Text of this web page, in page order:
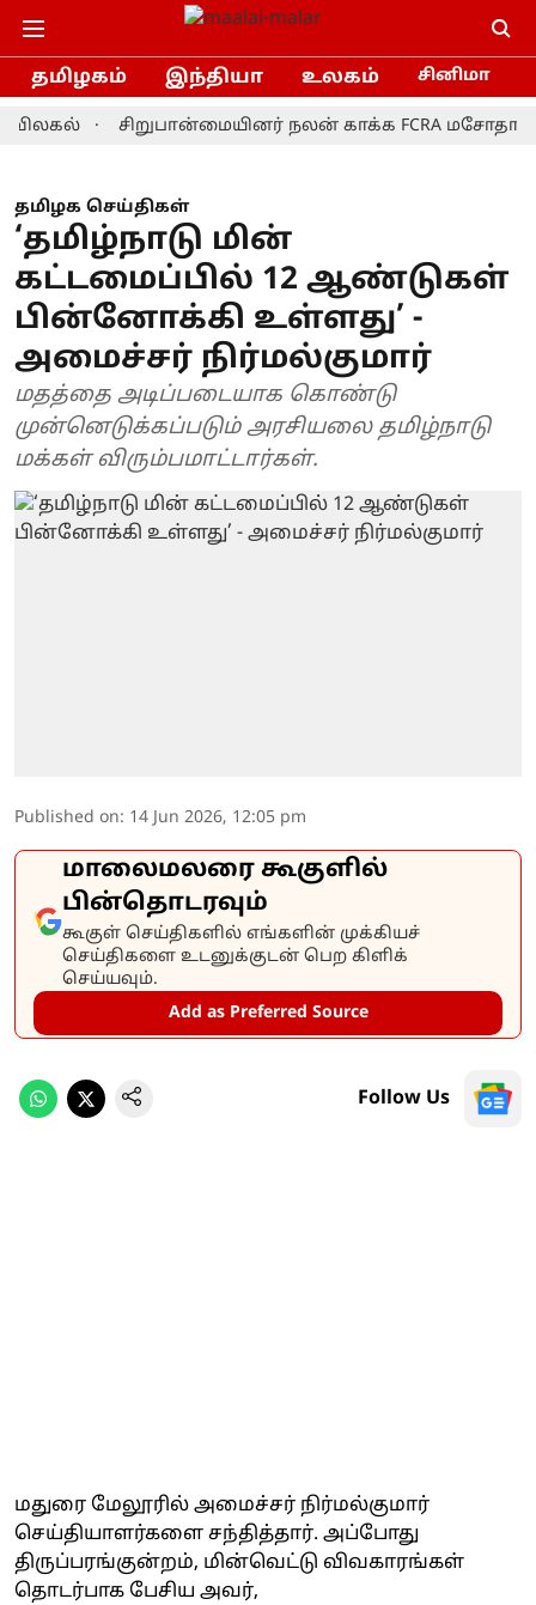
தமிழகம் இந்தியா உலகம் சினிமா
சிறுபான்மையினர் நலன் காக்க FCRA மசோதாவை
தமிழக செய்திகள்
‘தமிழ்நாடு மின்
கட்டமைப்பில் 12 ஆண்டுகள்
பின்னோக்கி உள்ளது’ -
அமைச்சர் நிர்மல்குமார்
மதத்தை அடிப்படையாக கொண்டு
முன்னெடுக்கப்படும் அரசியலை தமிழ்நாடு
மக்கள் விரும்பமாட்டார்கள்.
Published on: 14 Jun 2026, 12:05 pm
மாலைமலரை கூகுளில்
பின்தொடரவும்
கூகுள் செய்திகளில் எங்களின் முக்கியச்
செய்திகளை உடனுக்குடன் பெற கிளிக்
செய்யவும்.
Add as Preferred Source
Follow Us
மதுரை மேலூரில் அமைச்சர் நிர்மல்குமார்
செய்தியாளர்களை சந்தித்தார். அப்போது
திருப்பரங்குன்றம், மின்வெட்டு விவகாரங்கள்
தொடர்பாக பேசிய அவர்,